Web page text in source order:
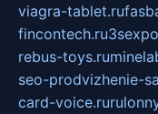
viagra-tablet.ru
fincontech.ru
rebus-toys.ru
seo-prodvizhenie-
card-voice.ru